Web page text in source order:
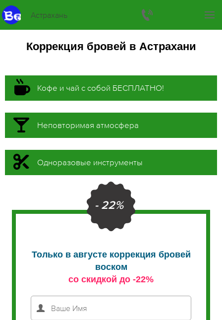
Астрахань
Коррекция бровей в Астрахани
Кофе и чай с собой БЕСПЛАТНО!
Неповторимая атмосфера
Одноразовые инструменты
- 22%
Только в августе коррекция бровей
воском
со скидкой до -22%